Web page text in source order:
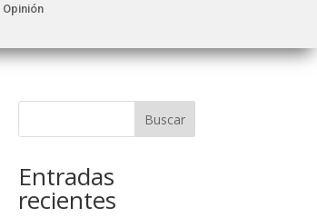
Opinión
Buscar
Entradas
recientes